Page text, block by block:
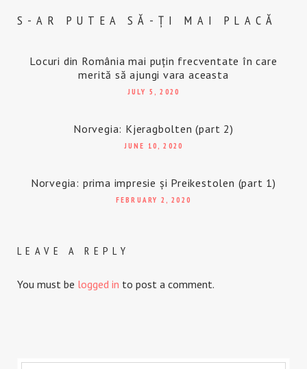
S-AR PUTEA SĂ-ȚI MAI PLACĂ
Locuri din România mai puțin frecventate în care
merită să ajungi vara aceasta
JULY 5, 2020
Norvegia: Kjeragbolten (part 2)
JUNE 10, 2020
Norvegia: prima impresie și Preikestolen (part 1)
FEBRUARY 2, 2020
LEAVE A REPLY
You must be logged in to post a comment.